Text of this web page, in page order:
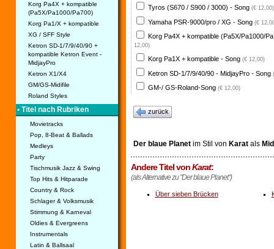
Korg Pa4X + kompatible
(Pa5X/Pa1000/Pa700)
Korg Pa1/X + kompatible
XG / SFF Style
Ketron SD-1/7/9/40/90 +
kompatible Ketron Event -
MidjayPro
Ketron X1/X4
GM/GS-Midifile
Roland Styles
• Titel nach Rubriken
Movietracks
Pop, 8-Beat & Ballads
Medleys
Party
Tischmusik Jazz & Swing
Top Hits & Hitparade
Country & Rock
Schlager & Volksmusik
Stimmung & Karneval
Oldies & Evergreens
Instrumentals
Latin & Ballsaal
Tyros (S670 / S900 / 3000) - Song (€ 12,00)
Yamaha PSR-9000/pro / XG - Song (€
Korg Pa4X + kompatible (Pa5X/Pa1000/
12,00)
Korg Pa1X + kompatible - Song (€ 12,00)
Ketron SD-1/7/9/40/90 - MidjayPro - Song
GM-/ GS-Roland-Song (€ 12,00)
zurück
Der blaue Planetim Stil von Karatals
Andere Titel vonKarat:
(als Alternative zu "Der blaue Planet")
Über sieben Brücken